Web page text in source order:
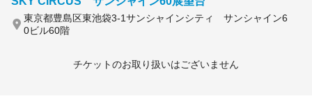
東京都豊島区東池袋3-1サンシャインシティ サンシャイン6
0ビル60階
チケットのお取り扱いはございません